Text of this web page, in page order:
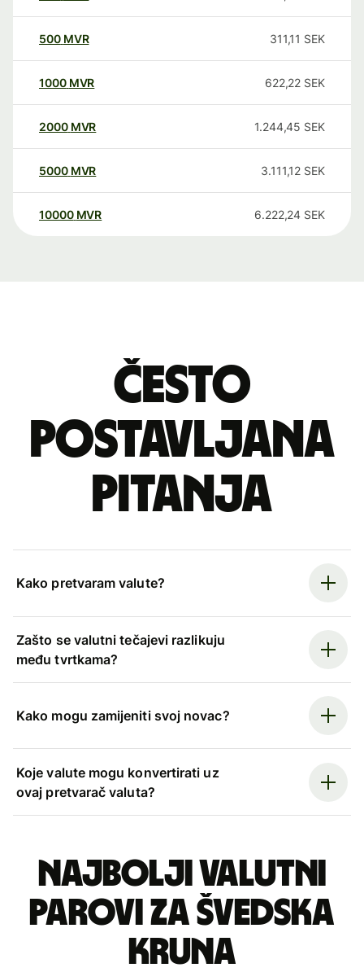
500 MVR 311,11 SEK
1000 MVR 622,22 SEK
2000 MVR 1.244,45 SEK
5000 MVR 3.111,12 SEK
10000 MVR 6.222,24 SEK
Često
postavljana
pitanja
Kako pretvaram valute?
Zašto se valutni tečajevi razlikuju
među tvrtkama?
Kako mogu zamijeniti svoj novac?
Koje valute mogu konvertirati uz
ovaj pretvarač valuta?
Najbolji valutni
parovi za švedska
kruna